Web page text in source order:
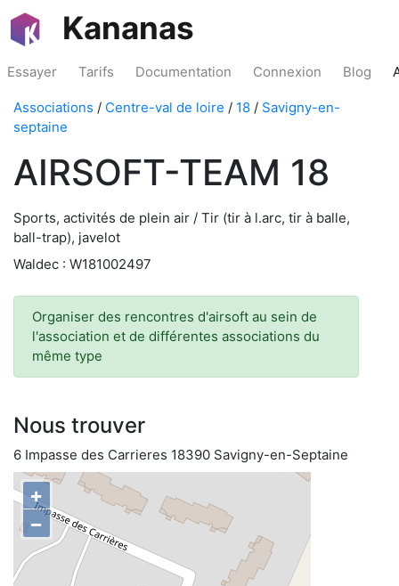
Kananas
Essayer Tarifs Documentation Connexion Blog
Associations / Centre-val de loire / 18 / Savigny-en-
septaine
AIRSOFT-TEAM 18
Sports, activités de plein air / Tir (tir à l.arc, tir à balle,
ball-trap), javelot
Waldec : W181002497
Organiser des rencontres d'airsoft au sein de
l'association et de différentes associations du
même type
Nous trouver
6 Impasse des Carrieres 18390 Savigny-en-Septaine
+
−